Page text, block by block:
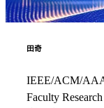
田奇
IEEE/ACM/
Faculty